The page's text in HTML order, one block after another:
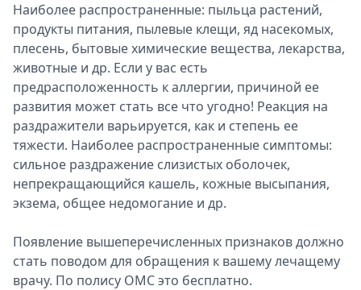
Наиболее распространенные: пыльца растений,
продукты питания, пылевые клещи, яд насекомых,
плесень, бытовые химические вещества, лекарства,
животные и др. Если у вас есть
предрасположенность к аллергии, причиной ее
развития может стать все что угодно! Реакция на
раздражители варьируется, как и степень ее
тяжести. Наиболее распространенные симптомы:
сильное раздражение слизистых оболочек,
непрекращающийся кашель, кожные высыпания,
экзема, общее недомогание и др.
Появление вышеперечисленных признаков должно
стать поводом для обращения к вашему лечащему
врачу. По полису ОМС это бесплатно.